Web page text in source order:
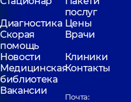
послуг
Диагностика Цены
Скорая
помощь
Врачи
Новости
Клиники
Медицинская
библиотека
Контакты
Вакансии
Почта: